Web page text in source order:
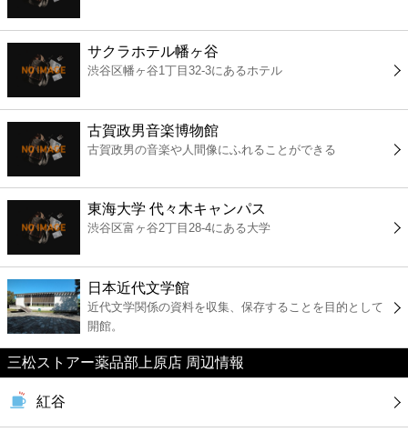
スーパー
エンタメ
レジャー
書店
ファミレス
ファーストフード
カフェ
ショッピング
銀行
サクラホテル幡ヶ谷
渋谷区幡ヶ谷1丁目32-3にあるホテル
古賀政男音楽博物館
古賀政男の音楽や人間像にふれることができる
東海大学 代々木キャンパス
渋谷区富ヶ谷2丁目28-4にある大学
日本近代文学館
近代文学関係の資料を収集、保存することを目的として
開館。
三松ストアー薬品部上原店 周辺情報
紅谷